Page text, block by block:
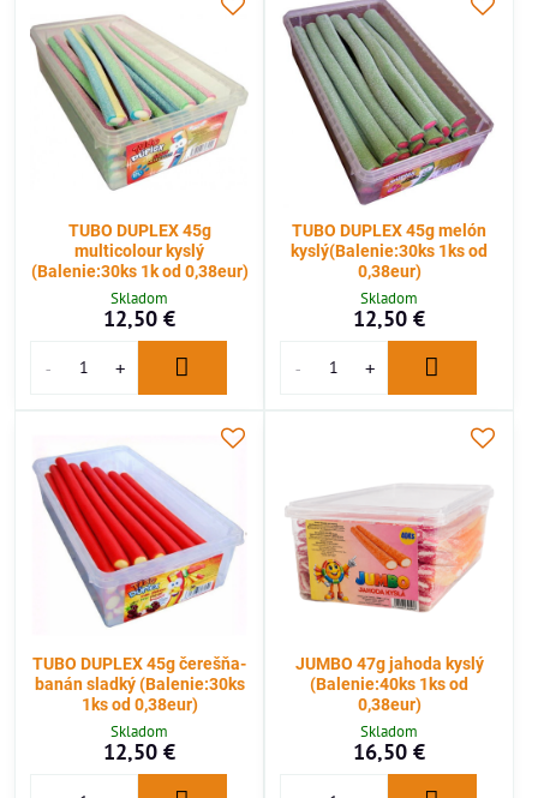
TUBO DUPLEX 45g
multicolour kyslý
(Balenie:30ks 1k od 0,38eur)
Skladom
12,50 €
TUBO DUPLEX 45g melón
kyslý(Balenie:30ks 1ks od
0,38eur)
Skladom
12,50 €
TUBO DUPLEX 45g čerešňa-
banán sladký (Balenie:30ks
1ks od 0,38eur)
Skladom
12,50 €
JUMBO 47g jahoda kyslý
(Balenie:40ks 1ks od
0,38eur)
Skladom
16,50 €